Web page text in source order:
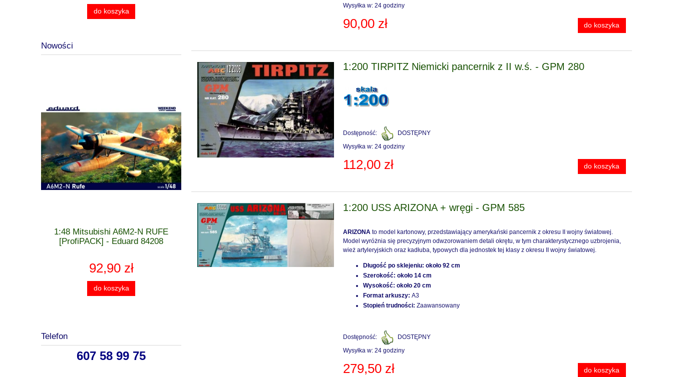
do koszyka
Nowości
1:48 Mitsubishi A6M2-N RUFE
[ProfiPACK] - Eduard 84208
92,90 zł
do koszyka
1:48 Curtiss P-40 E WARHAWK
[WEEKEND] - Eduard 84207
85,90 zł
1:48 Mikojan i Guriewicz MiG-21 F-
13 FISHBED [ProfiPACK] - Eduard
82191
203,10 zł
do koszyka
1:48 Focke-Wulf FW-190 D-9 Early -
MiniArt 48044 Advanced Kit
Mimetall
Telefon
607 58 99 75
Wysyłka w: 24 godziny
90,00 zł do koszyka
1:200 TIRPITZ Niemicki pancernik z II w.ś. - GPM 280
Dostępność:
DOSTĘPNY
Wysyłka w: 24 godziny
112,00 zł do koszyka
1:200 USS ARIZONA + wręgi - GPM 585
ARIZONA to model kartonowy, przedstawiający amerykański pancernik z okresu II wojny światowej.
Model wyróżnia się precyzyjnym odwzorowaniem detali okrętu, w tym charakterystycznego uzbrojenia,
wież artyleryjskich oraz kadłuba, typowych dla jednostek tej klasy z okresu II wojny światowej.
Długość po sklejeniu: około 92 cm
Szerokość: około 14 cm
Wysokość: około 20 cm
Format arkuszy: A3
Stopień trudności: Zaawansowany
Dostępność:
DOSTĘPNY
Wysyłka w: 24 godziny
279,50 zł do koszyka